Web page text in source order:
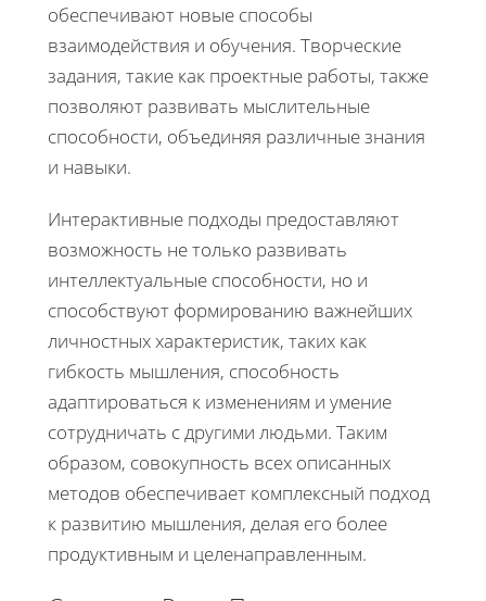
обеспечивают новые способы
взаимодействия и обучения. Творческие
задания, такие как проектные работы, также
позволяют развивать мыслительные
способности, объединяя различные знания
и навыки.
Интерактивные подходы предоставляют
возможность не только развивать
интеллектуальные способности, но и
способствуют формированию важнейших
личностных характеристик, таких как
гибкость мышления, способность
адаптироваться к изменениям и умение
сотрудничать с другими людьми. Таким
образом, совокупность всех описанных
методов обеспечивает комплексный подход
к развитию мышления, делая его более
продуктивным и целенаправленным.